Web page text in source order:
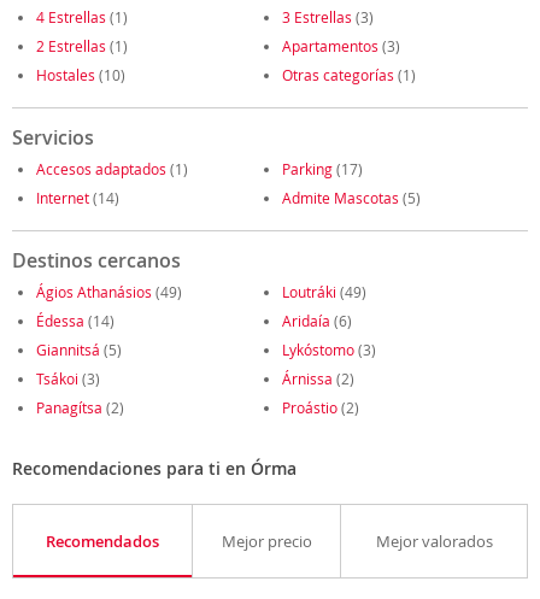
4 Estrellas (1) 3 Estrellas (3)
2 Estrellas (1) Apartamentos (3)
Hostales (10) Otras categorías (1)
Servicios
Accesos adaptados (1) Parking(17)
Internet(14) Admite Mascotas (5)
Destinos cercanos
Ágios Athanásios (49) Loutráki (49)
Édessa (14) Aridaía (6)
Giannitsá (5) Lykóstomo(3)
Tsákoi (3) Árnissa (2)
Panagítsa (2) Proástio(2)
Recomendaciones para ti en Órma
Recomendados Mejor precio Mejor valorados